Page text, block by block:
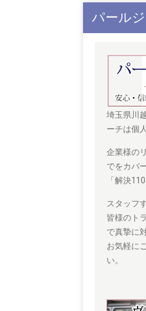
パール
埼玉県川
ーチは個
企業様の
でをカバ
「解決
スタッフ
皆様のト
で真摯に
お気軽に
い。